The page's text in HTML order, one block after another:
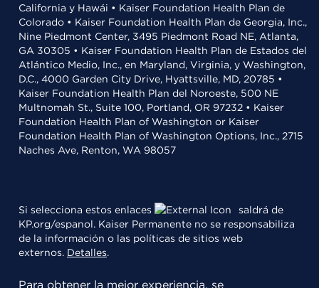
California y Hawái • Kaiser Foundation Health Plan de
Colorado • Kaiser Foundation Health Plan de Georgia, Inc.,
Nine Piedmont Center, 3495 Piedmont Road NE, Atlanta,
GA 30305 • Kaiser Foundation Health Plan de Estados del
Atlántico Medio, Inc., en Maryland, Virginia, y Washington,
D.C., 4000 Garden City Drive, Hyattsville, MD, 20785 •
Kaiser Foundation Health Plan del Noroeste, 500 NE
Multnomah St., Suite 100, Portland, OR 97232 • Kaiser
Foundation Health Plan of Washington or Kaiser
Foundation Health Plan of Washington Options, Inc., 2715
Naches Ave, Renton, WA 98057
Si selecciona estos enlaces
saldrá de
KP.org/espanol. Kaiser Permanente no se responsabiliza
de la información o las políticas de sitios web
externos. Detalles.
Para obtener la mejor experiencia, se